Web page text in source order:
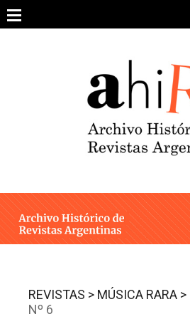
ARCHIVO DE REVISTAS
ESTUDIOS CRÍTICOS
INTEGRANTES
CONTACTO
REVISTAS > MÚSICA RARA >
Nº 6